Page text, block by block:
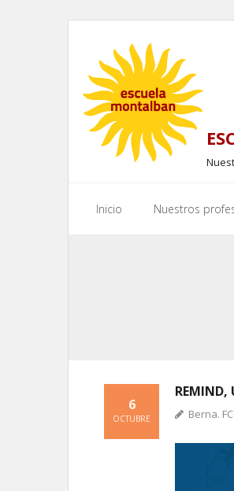
content
Inicio Nuestros
REMIND,
6
OCTUBRE Berna.